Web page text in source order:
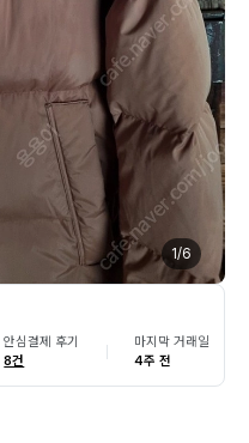
1/6
안심결제 후기
8건
마지막 거래일
4주 전